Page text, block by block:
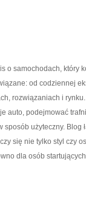
o samochodach, który
od codziennej
rozwiązaniach i
auto, podejmować
sposób użyteczny.
się nie tylko styl czy
dla osób